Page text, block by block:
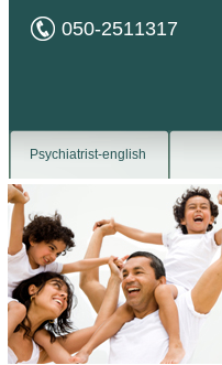
050-2511317
Psychiatrist-english